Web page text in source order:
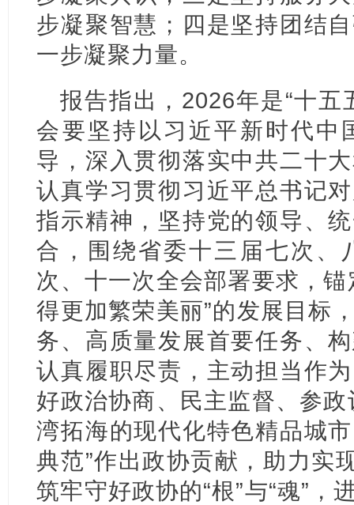
步凝聚智慧；四是坚持团结
一步凝聚力量。
报告指出，2026年是“十五
会要坚持以习近平新时代中
导，深入贯彻落实中共二十
认真学习贯彻习近平总书记
指示精神，坚持党的领导、
合，围绕省委十三届七次、
次、十一次全会部署要求，
得更加繁荣美丽”的发展目标
务、高质量发展首要任务、
认真履职尽责，主动担当作
好政治协商、民主监督、参
湾拓海的现代化特色精品城
典范”作出政协贡献，助力实
筑牢守好政协的“根”与“魂”，